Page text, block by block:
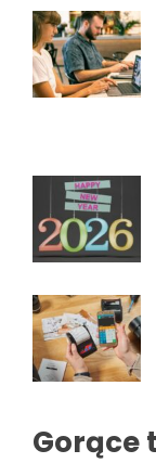
Gorące